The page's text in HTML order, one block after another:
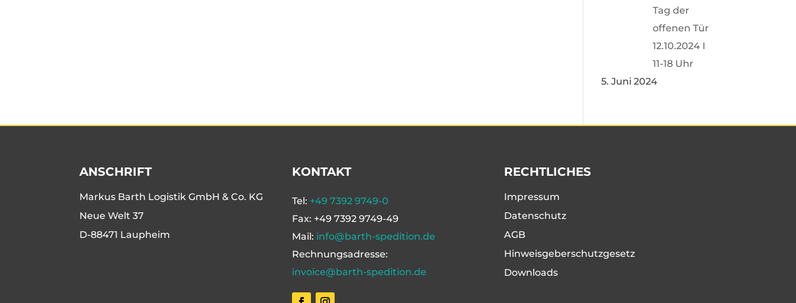
Tag der
offenen Tür
12.10.2024 I
11-18 Uhr
5. Juni 2024
ANSCHRIFT
Markus Barth Logistik GmbH & Co. KG
Neue Welt 37
D-88471 Laupheim
KONTAKT
Tel: +49 7392 9749-0
Fax: +49 7392 9749-49
Mail: info@barth-spedition.de
Rechnungsadresse:
invoice@barth-spedition.de
RECHTLICHES
Impressum
Datenschutz
AGB
Hinweisgeberschutzgesetz
Downloads